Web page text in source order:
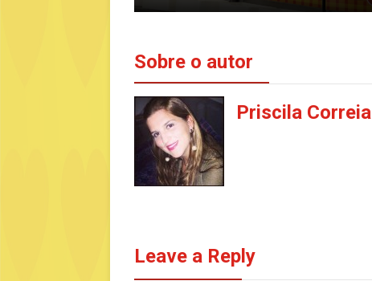
Sobre o autor
Priscila Correia
Leave a Reply